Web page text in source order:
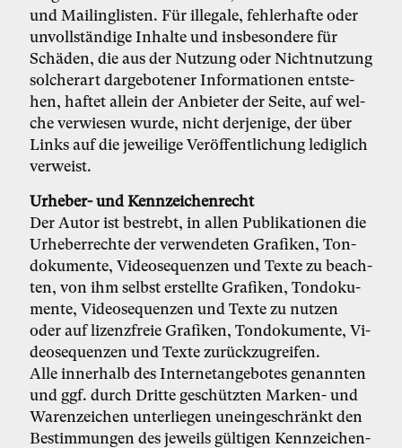
und Mai­ling­lis­ten. Für il­le­ga­le, feh­ler­haf­te oder
un­voll­stän­di­ge In­hal­te und ins­be­son­de­re für
Schä­den, die aus der Nut­zung oder Nicht­nut­zung
sol­cher­art dar­ge­bo­te­ner In­for­ma­tio­nen ent­ste­
hen, haf­tet al­lein der An­bie­ter der Sei­te, auf wel­
che ver­wie­sen wur­de, nicht der­je­ni­ge, der über
Links auf die je­wei­li­ge Ver­öf­fent­li­chung le­dig­lich
ver­weist.
Ur­he­ber- und Kenn­zei­chen­recht
Der Au­tor ist be­strebt, in al­len Pu­bli­ka­tio­nen die
Ur­he­ber­rech­te der ver­wen­de­ten Gra­fi­ken, Ton­
do­ku­men­te, Vi­deo­se­quen­zen und Tex­te zu be­ach­
ten, von ihm selbst er­stell­te Gra­fi­ken, Ton­do­ku­
men­te, Vi­deo­se­quen­zen und Tex­te zu nut­zen
oder auf li­zenz­freie Gra­fi­ken, Ton­do­ku­men­te, Vi­
deo­se­quen­zen und Tex­te zu­rück­zu­grei­fen.
Al­le in­ner­halb des In­ter­net­an­ge­bo­tes ge­nann­ten
und ggf. durch Drit­te ge­schütz­ten Mar­ken- und
Wa­ren­zei­chen un­ter­lie­gen un­ein­ge­schränkt den
Be­stim­mun­gen des je­weils gül­ti­gen Kenn­zei­chen­